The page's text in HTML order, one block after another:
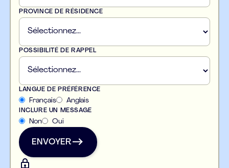
PROVINCE DE RÉSIDENCE
POSSIBILITÉ DE RAPPEL
LANGUE DE PRÉFÉRENCE
Français Anglais
INCLURE UN MESSAGE
Non Oui
ENVOYER
ENVOYER